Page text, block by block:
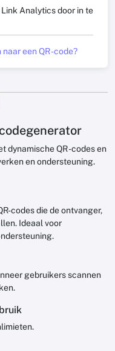
Analytics door in te
een QR -code?
dynamische QR -codes en
en ondersteuning.
codes die de ontvanger,
Ideaal voor
gebruikers scannen